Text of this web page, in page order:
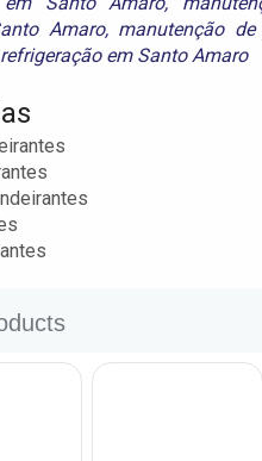
Amaro, manutenção
refrigeração em Santo Amaro